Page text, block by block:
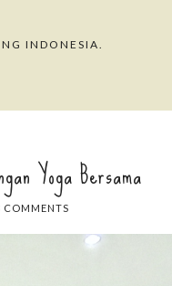
INDONESIA.
Yoga Bersama
COMMENTS